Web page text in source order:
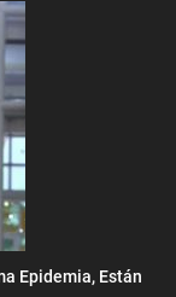
Epidemia, Están